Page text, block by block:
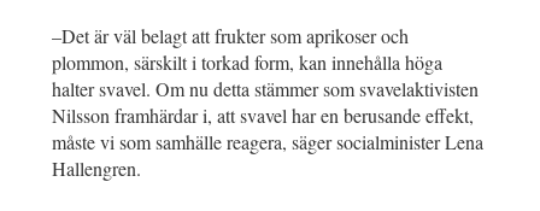
–Det är väl belagt att frukter som aprikoser och
plommon, särskilt i torkad form, kan innehålla höga
halter svavel. Om nu detta stämmer som svavelaktivisten
Nilsson framhärdar i, att svavel har en berusande effekt,
måste vi som samhälle reagera, säger socialminister Lena
Hallengren.